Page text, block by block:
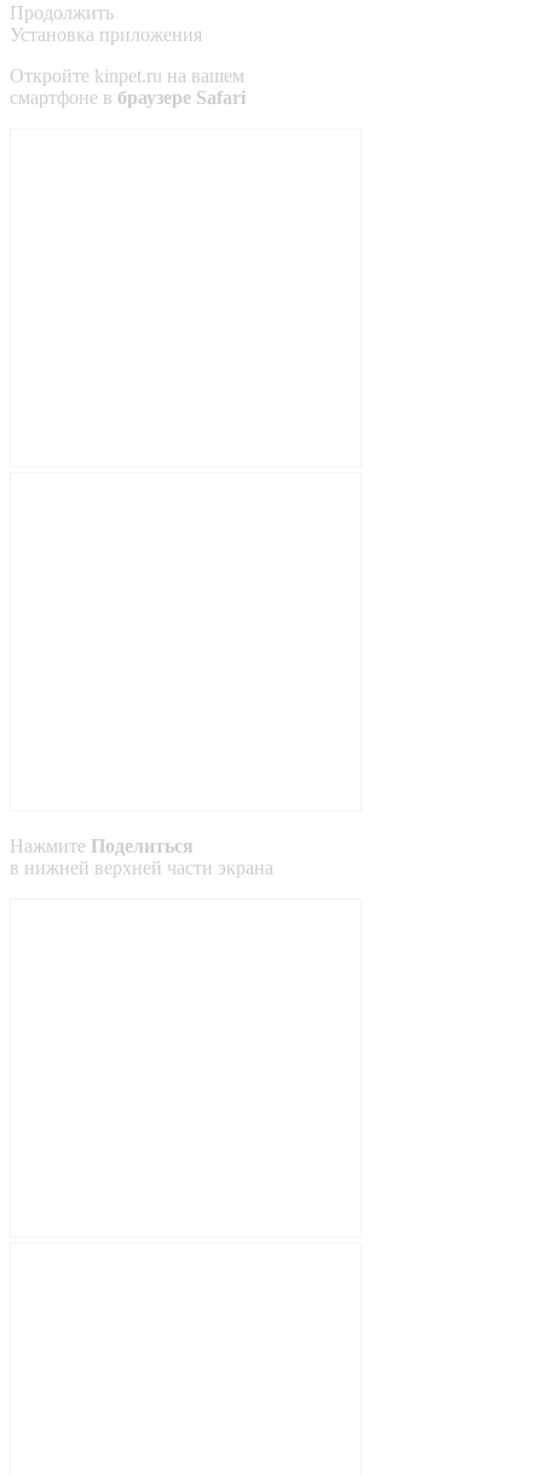
Продолжить
Установка приложения
Откройте kinpet.ru на вашем
смартфоне в браузере Safari
Нажмите Поделиться
в нижней верхней части экрана